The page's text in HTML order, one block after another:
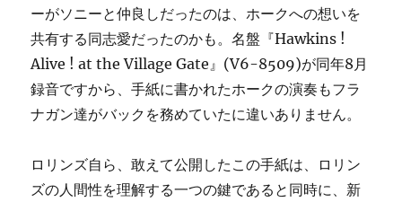
ーがソニーと仲良しだったのは、ホークへの想いを
共有する同志愛だったのかも。名盤『Hawkins !
Alive ! at the Village Gate』(V6-8509)が同年8月
録音ですから、手紙に書かれたホークの演奏もフラ
ナガン達がバックを務めていたに違いありません。
ロリンズ自ら、敢えて公開したこの手紙は、ロリン
ズの人間性を理解する一つの鍵であると同時に、新